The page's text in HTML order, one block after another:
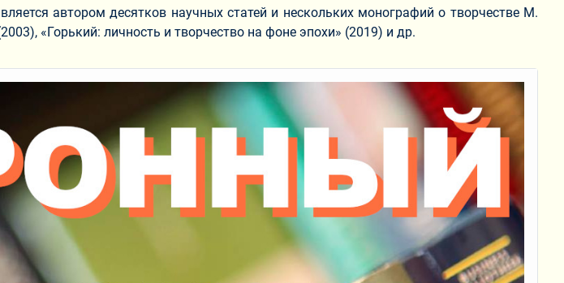
автором десятков научных статей и нескольких монографий о творчестве М.
«Горький: личность и творчество на фоне эпохи» (2019) и др.